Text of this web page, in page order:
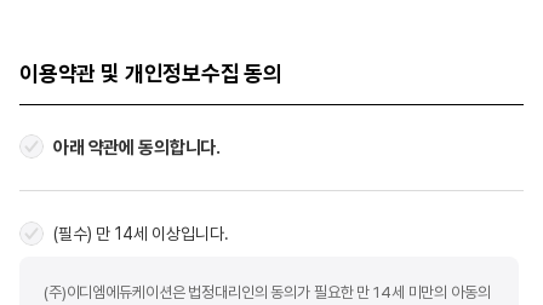
이용약관 및 개인정보수집 동의
아래 약관에 동의합니다.
(필수) 만 14세 이상입니다.
(주)이디엠에듀케이션은 법정대리인의 동의가 필요한 만 14세 미만의 아동의